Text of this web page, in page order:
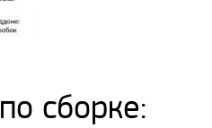
сборке: